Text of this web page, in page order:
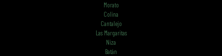
Morato
Colina
Cantalejo
Las Margaritas
Niza
Batán